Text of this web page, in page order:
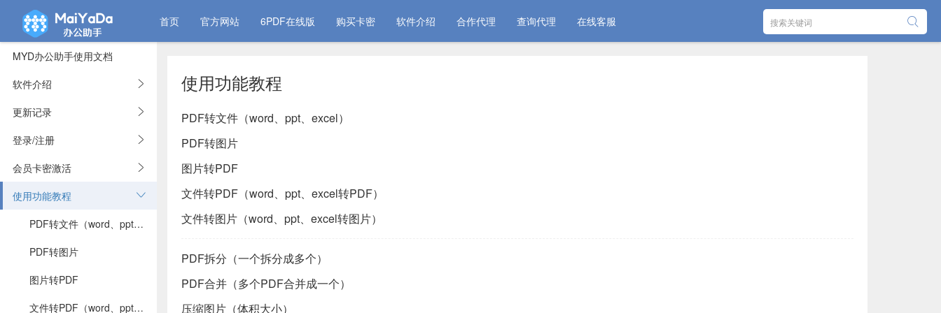
首页 官方网站 6PDF在线版 购买卡密 软件介绍 合作代理 查询代理 在线客服
MYD办公助手使用文档
软件介绍
更新记录
登录/注册
会员卡密激活
使用功能教程
PDF转文件（word、ppt、excel）
PDF转图片
图片转PDF
文件转PDF（word、ppt、excel转PDF）
使用功能教程
PDF转文件（word、ppt、excel）
PDF转图片
图片转PDF
文件转PDF（word、ppt、excel转PDF）
文件转图片（word、ppt、excel转图片）
PDF拆分（一个拆分成多个）
PDF合并（多个PDF合并成一个）
压缩图片（体积大小）